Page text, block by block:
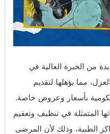
من الخبرة العالية في
مما يؤهلها لتقديم
بأسعار وعروض خاصة.
المتمثلة في تنظيف وتعقيم
الطبية، وذلك لأن المرضى